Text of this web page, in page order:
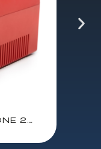
UPS SALICRU SPS ONE 2000VA 1200W / 662AF000006